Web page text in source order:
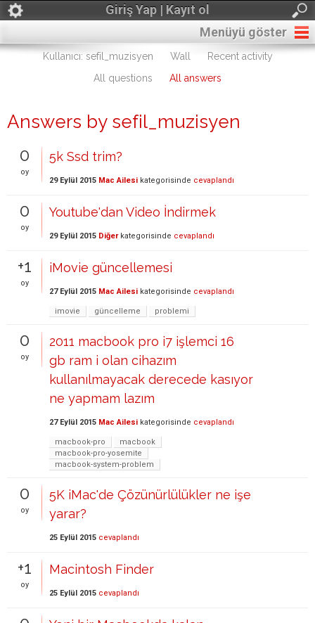
Giriş Yap | Kayıt ol
Menüyü göster
Kullanıcı: sefil_muzisyen Wall
Recent activity
All questions
All answers
Answers by sefil_muzisyen
0
oy
5k Ssd trim?
29 Eylül 2015 Mac Ailesi kategorisinde cevaplandı
0
oy
Youtube'dan Video İndirmek
29 Eylül 2015 Diğerkategorisinde cevaplandı
+1
oy
iMovie güncellemesi
27 Eylül 2015 Mac Ailesi kategorisinde cevaplandı
imovie güncelleme problemi
0
oy
2011 macbook pro i7 işlemci 16
gb ram i olan cihazım
kullanılmayacak derecede kasıyor
ne yapmam lazım
27 Eylül 2015 Mac Ailesi kategorisinde cevaplandı
macbook-pro
macbook
macbook-pro-yosemite
macbook-system-problem
0
oy
5K iMac'de Çözünürlülükler ne işe
yarar?
25 Eylül 2015 cevaplandı
+1
oy
Macintosh Finder
25 Eylül 2015 cevaplandı